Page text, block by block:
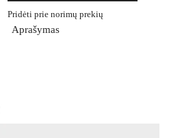
Pridėti prie norimų prekių
Aprašymas